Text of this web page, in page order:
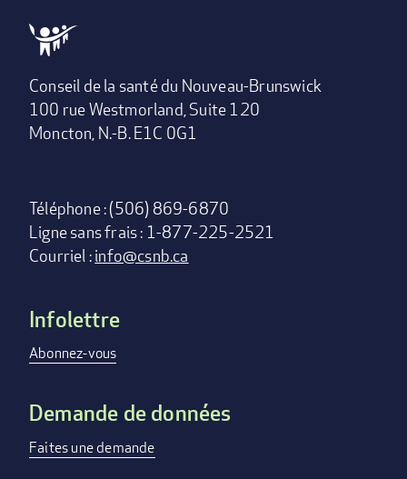
Conseil de la santé du Nouveau-Brunswick
100 rue Westmorland, Suite 120
Moncton, N.-B. E1C 0G1
Téléphone : (506) 869-6870
Ligne sans frais : 1-877-225-2521
Courriel :info@csnb.ca
Footer
menu
Infolettre
Abonnez-vous
Demande de données
Faites une demande